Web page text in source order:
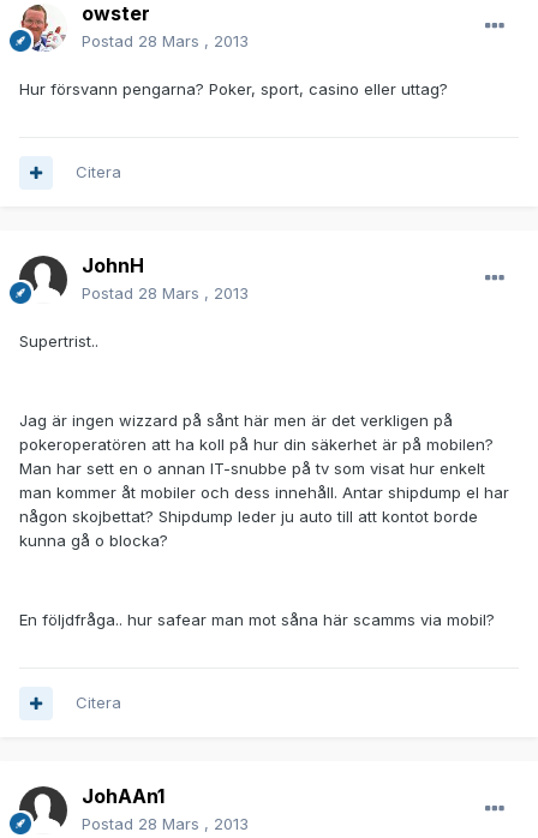
owster
Postad 28 Mars , 2013
Hur försvann pengarna? Poker, sport, casino eller uttag?
Citera
JohnH
Postad 28 Mars , 2013
Supertrist..
Jag är ingen wizzard på sånt här men är det verkligen på
pokeroperatören att ha koll på hur din säkerhet är på mobilen?
Man har sett en o annan IT-snubbe på tv som visat hur enkelt
man kommer åt mobiler och dess innehåll. Antar shipdump el har
någon skojbettat? Shipdump leder ju auto till att kontot borde
kunna gå o blocka?
En följdfråga.. hur safear man mot såna här scamms via mobil?
Citera
JohAAn1
Postad 28 Mars , 2013